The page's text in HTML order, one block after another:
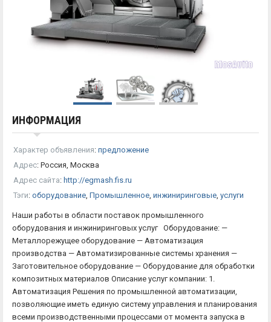
ИНФОРМАЦИЯ
Характер объявления: предложение
Адрес: Россия, Москва
Адрес сайта: http://egmash.fis.ru
Тэги: оборудование Промышленное инжиниринговые услуги
Наши работы в области поставок промышленного
оборудования и инжиниринговых услуг Оборудование: —
Металлорежущее оборудование — Автоматизация
производства — Автоматизированные системы хранения —
Заготовительное оборудование — Оборудование для обработки
композитных материалов Описание услуг компании: 1.
Автоматизация Решения по промышленной автоматизации,
позволяющие иметь единую систему управления и планирования
всеми производственными процессами от момента запуска в